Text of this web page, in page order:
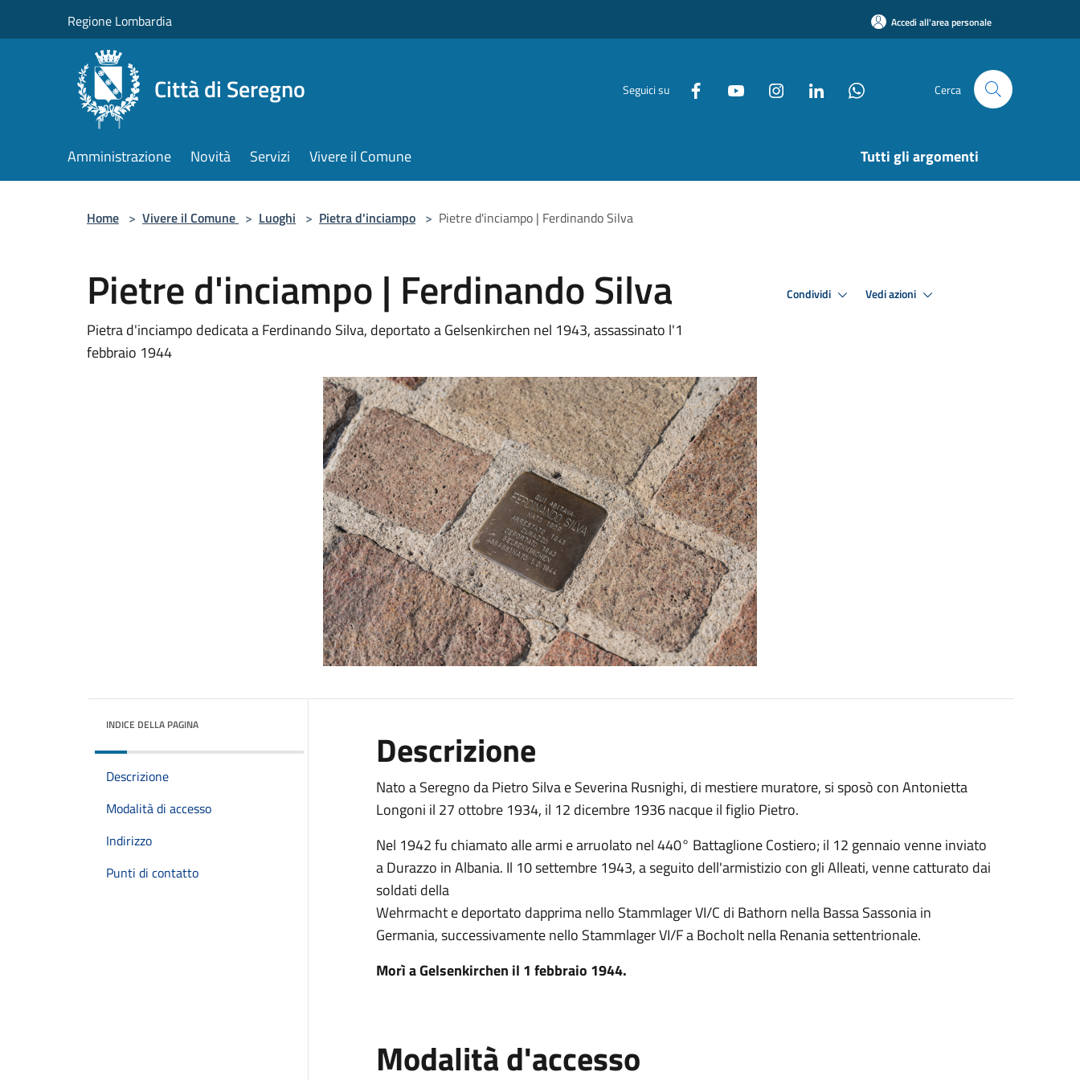
Regione Lombardia Accedi all'area personale
Città di Seregno Seguici su Cerca
Amministrazione Novità Servizi Vivere il Comune Tutti gli argomenti
Home > Vivere il Comune > Luoghi > Pietra d'inciampo > Pietre d'inciampo | Ferdinando Silva
Pietre d'inciampo | Ferdinando Silva
Pietra d'inciampo dedicata a Ferdinando Silva, deportato a Gelsenkirchen nel 1943, assassinato l'1
febbraio 1944
Condividi Vedi azioni
INDICE DELLA PAGINA
Descrizione
Modalità di accesso
Indirizzo
Punti di contatto
Descrizione
Nato a Seregno da Pietro Silva e Severina Rusnighi, di mestiere muratore, si sposò con Antonietta
Longoni il 27 ottobre 1934, il 12 dicembre 1936 nacque il figlio Pietro.
Nel 1942 fu chiamato alle armi e arruolato nel 440° Battaglione Costiero; il 12 gennaio venne inviato
a Durazzo in Albania. Il 10 settembre 1943, a seguito dell'armistizio con gli Alleati, venne catturato dai
soldati della
Wehrmacht e deportato dapprima nello Stammlager VI/C di Bathorn nella Bassa Sassonia in
Germania, successivamente nello Stammlager VI/F a Bocholt nella Renania settentrionale.
Morì a Gelsenkirchen il 1 febbraio 1944.
Modalità d'accesso